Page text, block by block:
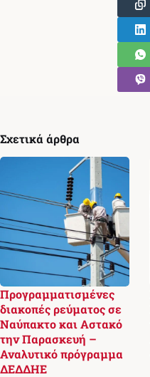
Σχετικά άρθρα
Προγραμματισμένες
διακοπές ρεύματος σε
Ναύπακτο και Αστακό
την Παρασκευή –
Αναλυτικό πρόγραμμα
ΔΕΔΔΗΕ